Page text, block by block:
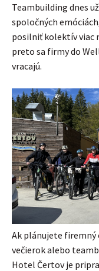
Teambuilding dnes
spoločných
posilniť kolektív viac
preto sa firmy do
vracajú.
Ak plánujete
večierok alebo
Hotel Čertov je